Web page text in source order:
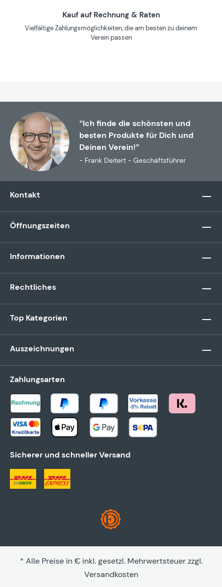
Kauf auf Rechnung & Raten
Vielfältige Zahlungsmöglichkeiten, die am besten zu deinem
Verein passen
“Ich finde die schönsten und
besten Produkte für Dich und
Deinen Verein!”
- Frank Deitert - Geschäftsführer
Kontakt
Öffnungszeiten
Informationen
Rechtliches
Top Kategorien
Auszeichnungen
Zahlungsarten
Sicherer und schneller Versand
* Alle Preise in € inkl. gesetzl. Mehrwertsteuer zzgl.
Versandkosten